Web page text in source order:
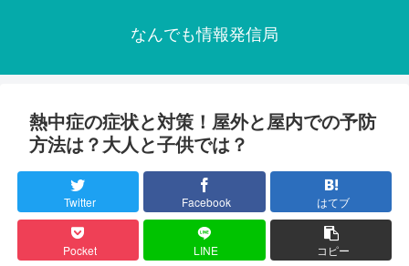
なんでも情報発信局
熱中症の症状と対策！屋外と屋内での予防
方法は？大人と子供では？
Twitter Facebook はてブ
Pocket LINE コピー